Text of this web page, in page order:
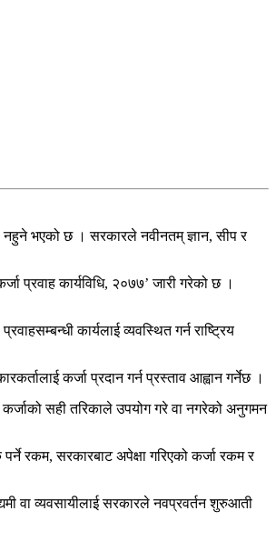
नहुने भएको छ । सरकारले नवीनतम् ज्ञान, सीप र
प्रवाह कार्यविधि, २०७७’ जारी गरेको छ ।
कार्यलाई व्यवस्थित गर्न राष्ट्रिय
कर्जा प्रदान गर्न प्रस्ताव आह्वान गर्नेछ ।
कर्जाको सही तरिकाले उपयोग गरे वा नगरेको अनुगमन
रकम, सरकारबाट अपेक्षा गरिएको कर्जा रकम र
वा व्यवसायीलाई सरकारले नवप्रवर्तन शुरुआती